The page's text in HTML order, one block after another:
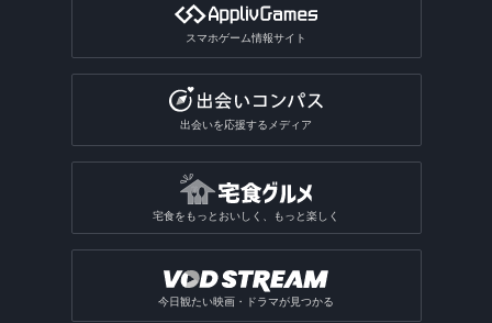
スマホゲーム情報サイト
出会いを応援するメディア
宅食をもっとおいしく、もっと楽しく
今日観たい映画・ドラマが見つかる